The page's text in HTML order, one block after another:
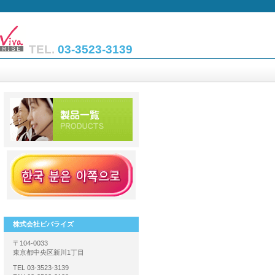
TEL. 03-3523-3139
株式会社ビバライズ
〒104-0033
東京都中央区新川1丁目
TEL 03-3523-3139